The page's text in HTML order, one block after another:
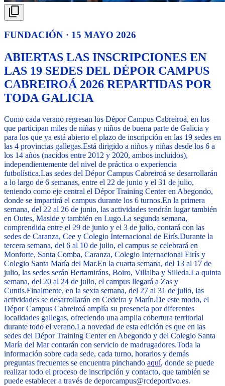
FUNDACIÓN · 15 MAYO 2026
ABIERTAS LAS INSCRIPCIONES EN
LAS 19 SEDES DEL DÉPOR CAMPUS
CABREIROÁ 2026 REPARTIDAS POR
TODA GALICIA
Como cada verano regresan los Dépor Campus Cabreiroá, en los
que participan miles de niñas y niños de buena parte de Galicia y
para los que ya está abierto el plazo de inscripción en las 19 sedes en
las 4 provincias gallegas.Está dirigido a niños y niñas desde los 6 a
los 14 años (nacidos entre 2012 y 2020, ambos incluidos),
independientemente del nivel de práctica o experiencia
futbolística.Las sedes del Dépor Campus Cabreiroá se desarrollarán
a lo largo de 6 semanas, entre el 22 de junio y el 31 de julio,
teniendo como eje central el Dépor Training Center en Abegondo,
donde se impartirá el campus durante los 6 turnos.En la primera
semana, del 22 al 26 de junio, las actividades tendrán lugar también
en Outes, Maside y también en Lugo.La segunda semana,
comprendida entre el 29 de junio y el 3 de julio, contará con las
sedes de Caranza, Cee y Colegio Internacional de Eirís.Durante la
tercera semana, del 6 al 10 de julio, el campus se celebrará en
Monforte, Santa Comba, Caranza, Colegio Internacional Eirís y
Colegio Santa María del Mar.En la cuarta semana, del 13 al 17 de
julio, las sedes serán Bertamiráns, Boiro, Villalba y Silleda.La quinta
semana, del 20 al 24 de julio, el campus llegará a Zas y
Cuntis.Finalmente, en la sexta semana, del 27 al 31 de julio, las
actividades se desarrollarán en Cedeira y Marín.De este modo, el
Dépor Campus Cabreiroá amplía su presencia por diferentes
localidades gallegas, ofreciendo una amplia cobertura territorial
durante todo el verano.La novedad de esta edición es que en las
sedes del Dépor Training Center en Abegondo y del Colegio Santa
María del Mar contarán con servicio de madrugadores.Toda la
información sobre cada sede, cada turno, horarios y demás
preguntas frecuentes se encuentra pinchando aquí, donde se puede
realizar todo el proceso de inscripción y contacto, que también se
puede establecer a través de deporcampus@rcdeportivo.es.